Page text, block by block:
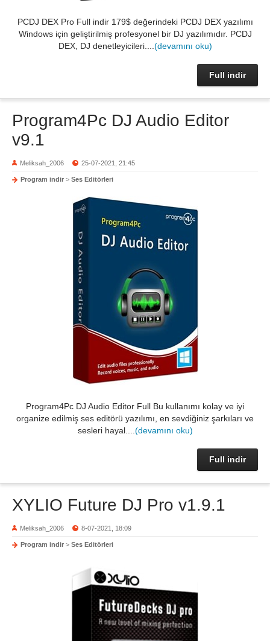
PCDJ DEX Pro Full indir 179$ değerindeki PCDJ DEX yazılımı
Windows için geliştirilmiş profesyonel bir DJ yazılımıdır. PCDJ
DEX, DJ denetleyicileri.... (devamını oku)
Full indir
Program4Pc DJ Audio Editor
v9.1
Meliksah_2006 25-07-2021, 21:45
Program indir > Ses Editörleri
Program4Pc DJ Audio Editor Full Bu kullanımı kolay ve iyi
organize edilmiş ses editörü yazılımı, en sevdiğiniz şarkıları ve
sesleri hayal.... (devamını oku)
Full indir
XYLIO Future DJ Pro v1.9.1
Meliksah_2006 8-07-2021, 18:09
Program indir > Ses Editörleri